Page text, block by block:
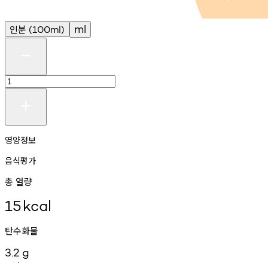
인분 (100ml) ml
영양정보
음식평가
총 열량
15kcal
탄수화물
3.2 g